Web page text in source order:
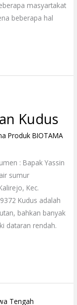
masyartakat
beberapa hal
Kudus
Produk BIOTAMA
: Bapak Yassin
sumur
Kec.
Kudus adalah
bahkan banyak
dataran rendah.